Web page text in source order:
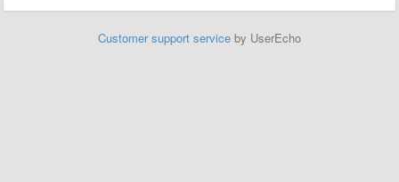
Customer support service by UserEcho